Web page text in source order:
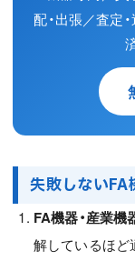
配・出張／査定
失敗しないFA
FA機器・産業
解しているほど